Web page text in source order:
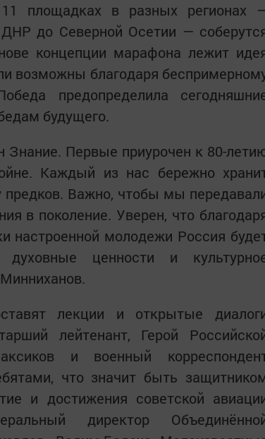
площадках в разных регионах
до Северной Осетии —
концепции марафона лежит
возможны благодаря
предопределила
будущего.
Знание. Первые приурочен к 80-
Каждый из нас бережно
предков. Важно, чтобы мы
в поколение. Уверен, что
настроенной молодежи Россия
ценности и
лекции и открытые
лейтенант, Герой
и военный
что значит быть
и достижения советской
директор